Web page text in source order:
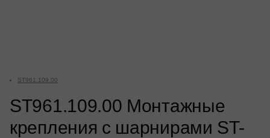
ST961.109.00
ST961.109.00 Монтажные
крепления с шарнирами ST-